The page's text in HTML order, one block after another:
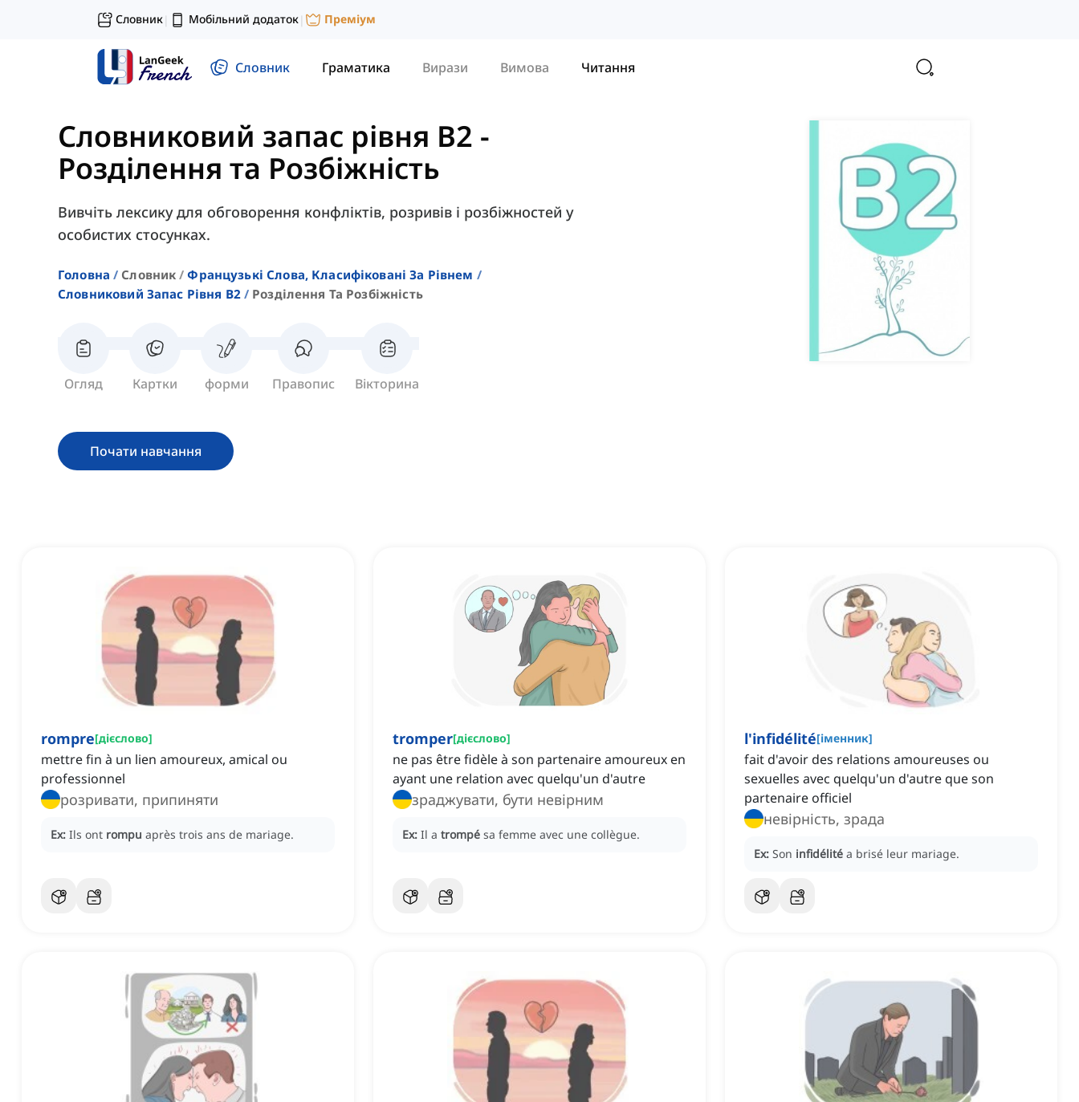
Словник| Мобільний додаток| Преміум
Словник Граматика Вирази Вимова Читання
Словниковий запас рівня B2 -
Розділення та Розбіжність
Вивчіть лексику для обговорення конфліктів, розривів і розбіжностей у
особистих стосунках.
Головна Словник
Французькі Слова, Класифіковані За Рівнем
Словниковий Запас Рівня B2
Розділення Та Розбіжність
Огляд Картки форми Правопис Вікторина
Почати навчання
rompre[дієслово]
mettre fin à un lien amoureux, amical ou
professionnel
розривати, припиняти
Ex: Ils ont rompu après trois ans de mariage.
tromper[дієслово]
ne pas être fidèle à son partenaire amoureux en
ayant une relation avec quelqu'un d'autre
зраджувати, бути невірним
Ex: Il a trompé sa femme avec une collègue.
l'infidélité[іменник]
fait d'avoir des relations amoureuses ou
sexuelles avec quelqu'un d'autre que son
partenaire officiel
невірність, зрада
Ex: Son infidélité a brisé leur mariage.